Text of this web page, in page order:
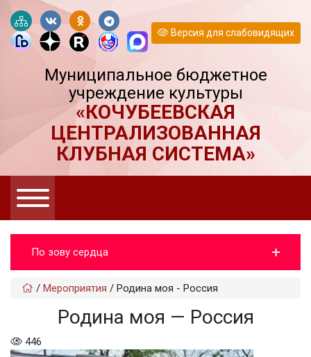
Версия для слабовидящих
Муниципальное бюджетное
учреждение культуры
«КОЧУБЕЕВСКАЯ
ЦЕНТРАЛИЗОВАННАЯ
КЛУБНАЯ СИСТЕМА»
По зову сердца
/ Мероприятия / Родина моя - Россия
Родина моя — Россия
446